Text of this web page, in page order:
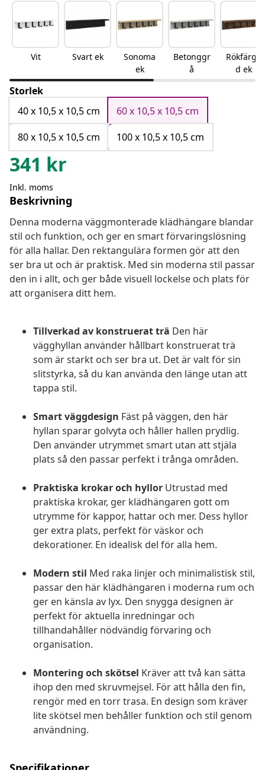
Vit Svart ek
Sonoma
ek
Betonggr
å
Rökfärga
d ek
Storlek
40 x 10,5 x 10,5 cm
60 x 10,5 x 10,5 cm
80 x 10,5 x 10,5 cm
100 x 10,5 x 10,5 cm
341 kr
Inkl. moms
Beskrivning
Denna moderna väggmonterade klädhängare blandar
stil och funktion, och ger en smart förvaringslösning
för alla hallar. Den rektangulära formen gör att den
ser bra ut och är praktisk. Med sin moderna stil passar
den in i allt, och ger både visuell lockelse och plats för
att organisera ditt hem.
Tillverkad av konstruerat trä Den här
vägghyllan använder hållbart konstruerat trä
som är starkt och ser bra ut. Det är valt för sin
slitstyrka, så du kan använda den länge utan att
tappa stil.
Smart väggdesign Fäst på väggen, den här
hyllan sparar golvyta och håller hallen prydlig.
Den använder utrymmet smart utan att stjäla
plats så den passar perfekt i trånga områden.
Praktiska krokar och hyllor Utrustad med
praktiska krokar, ger klädhängaren gott om
utrymme för kappor, hattar och mer. Dess hyllor
ger extra plats, perfekt för väskor och
dekorationer. En idealisk del för alla hem.
Modern stil Med raka linjer och minimalistisk stil,
passar den här klädhängaren i moderna rum och
ger en känsla av lyx. Den snygga designen är
perfekt för aktuella inredningar och
tillhandahåller nödvändig förvaring och
organisation.
Montering och skötsel Kräver att två kan sätta
ihop den med skruvmejsel. För att hålla den fin,
rengör med en torr trasa. En design som kräver
lite skötsel men behåller funktion och stil genom
användning.